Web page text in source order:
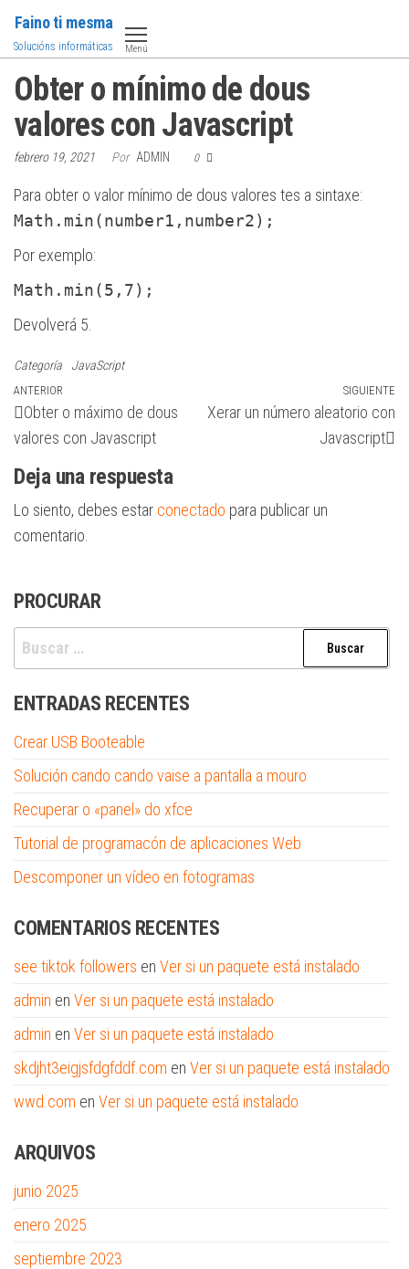
Saltar
contenido
Faino ti mesma
Solucións informáticas Menú
Obter o mínimo de dous
valores con Javascript
febrero 19, 2021 Por ADMIN 0
Para obter o valor mínimo de dous valores tes a sintaxe:
Math.min(number1,number2);
Por exemplo:
Math.min(5,7);
Devolverá 5.
Categoría JavaScript
Navegación
de
Entrada
anterior
ANTERIOR
Obter o máximo de dous
valores con Javascript
SIGUIENTE
Xerar un número aleatorio con
Javascript
Deja una respuesta
Lo siento, debes estar conectado para publicar un
comentario.
PROCURAR
Buscar:
ENTRADAS RECENTES
Crear USB Booteable
Solución cando cando vaise a pantalla a mouro
Recuperar o «panel» do xfce
Tutorial de programacón de aplicaciones Web
Descomponer un vídeo en fotogramas
COMENTARIOS RECENTES
see tiktok followers en Ver si un paquete está instalado
admin en Ver si un paquete está instalado
admin en Ver si un paquete está instalado
skdjht3eigjsfdgfddf.com en Ver si un paquete está instalado
wwd.com en Ver si un paquete está instalado
ARQUIVOS
junio 2025
enero 2025
septiembre 2023